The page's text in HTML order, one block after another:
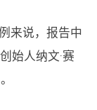
来说，报告中
始人纳文·赛